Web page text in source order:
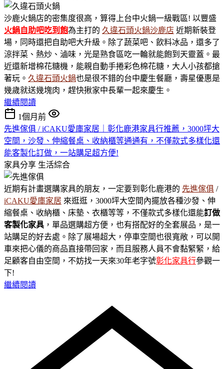
沙鹿火鍋店的密集度很高，算得上台中火鍋一級戰區! 以豐盛
火鍋自助吧吃到飽為主打的 久違石頭火鍋沙鹿店 近期新裝登
場，同時還把自助吧大升級。除了蔬菜吧、飲料冰品，還多了
涼拌菜、熱炒、滷味，光是熟食區吃一輪就能飽到天靈蓋。最
近還新增棉花糖機，能親自動手捲彩色棉花糖，大人小孩都搶
著玩。 久違石頭火鍋也是很不錯的台中慶生餐廳，壽星優惠是
幾歲就送幾塊肉，趕快揪家中長輩一起來慶生。
繼續閱讀
1個月前
先進傢俱 / iCAKU愛庫家居｜彰化鹿港家具行推薦，3000坪大
空間，沙發、伸縮餐桌、收納櫃等通通有，不僅款式多樣化還
能客製化訂做，一站購足超方便!
家具分享 生活綜合
近期有計畫選購家具的朋友，一定要到彰化鹿港的 先進傢俱 /
iCAKU愛庫家居 來逛逛，3000坪大空間內擺放各種沙發、伸
縮餐桌、收納櫃、床墊、衣櫃等等，不僅款式多樣化還能訂做
客製化家具 ，單品選購超方便，也有搭配好的全套展品，是一
站購足的好去處。除了展場超大，停車空間也很寬敞，可以開
車來把心儀的商品直接帶回家，而且服務人員不會黏緊緊，給
足顧客自由空間，不妨找一天來30年老字號彰化家具行參觀一
下!
繼續閱讀